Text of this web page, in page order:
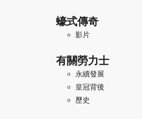
蠔式傳奇
影片
有關勞力士
永續發展
皇冠背後
歷史